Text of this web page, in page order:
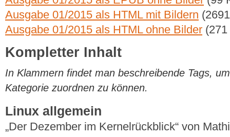
Ausgabe 01/2015 als HTML mit Bildern
Ausgabe 01/2015 als HTML ohne Bilder
Kompletter Inhalt
In Klammern findet man beschreibende Tags,
Kategorie zuordnen zu können.
Linux allgemein
„Der Dezember im Kernelrückblick“ von